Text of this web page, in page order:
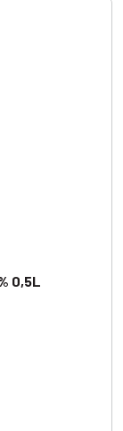
0,5L